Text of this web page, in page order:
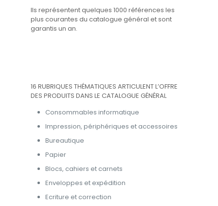
Ils représentent quelques 1000 références les
plus courantes du catalogue général et sont
garantis un an.
16 RUBRIQUES THÉMATIQUES ARTICULENT L’OFFRE
DES PRODUITS DANS LE CATALOGUE GÉNÉRAL
Consommables informatique
Impression, périphériques et accessoires
Bureautique
Papier
Blocs, cahiers et carnets
Enveloppes et expédition
Ecriture et correction